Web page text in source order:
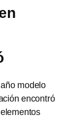
modelo
encontró